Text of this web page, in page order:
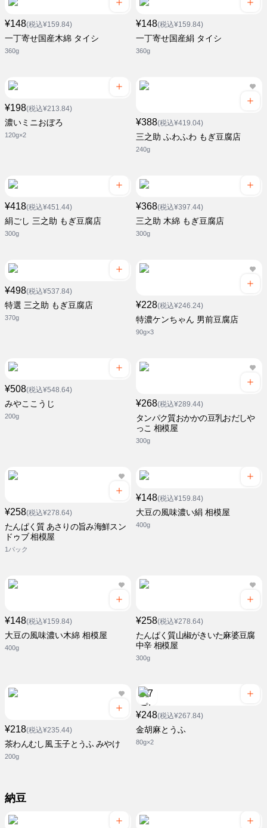
¥148(税込¥159.84)
一丁寄せ国産木綿 タイシ
360g
¥148(税込¥159.84)
一丁寄せ国産絹 タイシ
360g
¥198(税込¥213.84)
濃いミニおぼろ
120g×2
¥388(税込¥419.04)
三之助 ふわふわ もぎ豆腐店
240g
¥418(税込¥451.44)
絹ごし 三之助 もぎ豆腐店
300g
¥368(税込¥397.44)
三之助 木綿 もぎ豆腐店
300g
¥498(税込¥537.84)
特選 三之助 もぎ豆腐店
370g
¥228(税込¥246.24)
特濃ケンちゃん 男前豆腐店
90g×3
¥508(税込¥548.64)
みやここうじ
200g
¥268(税込¥289.44)
タンパク質おかかの豆乳おだしや
っこ 相模屋
300g
¥258(税込¥278.64)
たんぱく質 あさりの旨み海鮮スン
ドゥブ 相模屋
1パック
¥148(税込¥159.84)
大豆の風味濃い絹 相模屋
400g
¥148(税込¥159.84)
大豆の風味濃い木綿 相模屋
400g
¥258(税込¥278.64)
たんぱく質山椒がきいた麻婆豆腐
中辛 相模屋
300g
¥218(税込¥235.44)
茶わんむし風 玉子とうふ みやけ
200g
¥248(税込¥267.84)
金胡麻とうふ
80g×2
納豆